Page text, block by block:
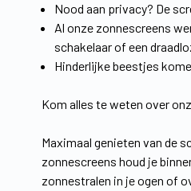
Nood aan privacy? De
Al onze zonnescreens
schakelaar of een
Hinderlijke beestjes
Kom alles te weten over
Maximaal genieten van de
zonnescreens houd je
zonnestralen in je ogen of